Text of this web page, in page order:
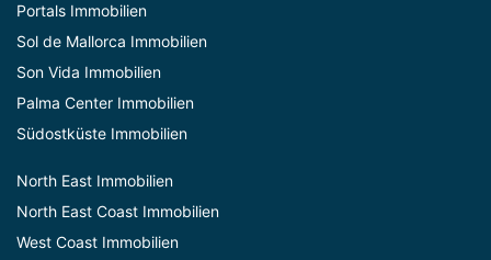
Portals Immobilien
Sol de Mallorca Immobilien
Son Vida Immobilien
Palma Center Immobilien
Südostküste Immobilien
North East Immobilien
North East Coast Immobilien
West Coast Immobilien